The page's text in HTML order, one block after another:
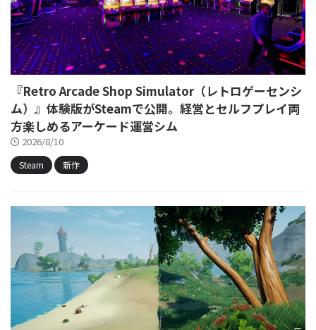
『Retro Arcade Shop Simulator（レトロゲーセンシ
ム）』体験版がSteamで公開。経営とセルフプレイ両
方楽しめるアーケード運営シム
2026/8/10
Steam 新作